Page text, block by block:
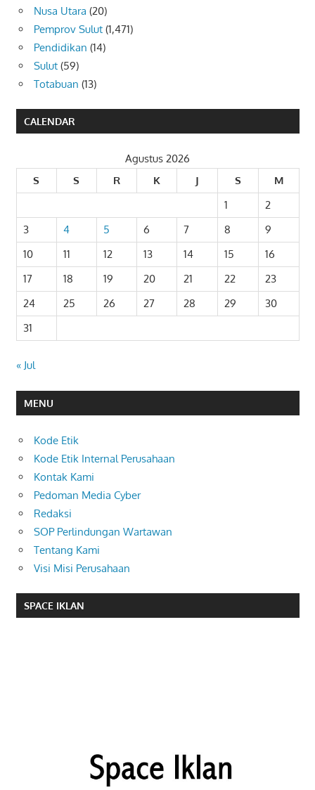
Nusa Utara (20)
Pemprov Sulut (1,471)
Pendidikan (14)
Sulut (59)
Totabuan (13)
CALENDAR
Agustus 2026
S
S R K J S
M
1
2
3
4 5 6 7 8
9
10
11 12 13 14 15
16
17
18 19 20 21 22
23
24
25 26 27 28 29
30
31
« Jul
MENU
Kode Etik
Kode Etik Internal Perusahaan
Kontak Kami
Pedoman Media Cyber
Redaksi
SOP Perlindungan Wartawan
Tentang Kami
Visi Misi Perusahaan
SPACE IKLAN